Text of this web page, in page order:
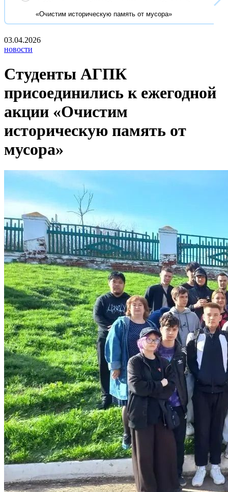
«Очистим историческую память от мусора»
03.04.2026
новости
Студенты АГПК
присоединились к ежегодной
акции «Очистим
историческую память от
мусора»